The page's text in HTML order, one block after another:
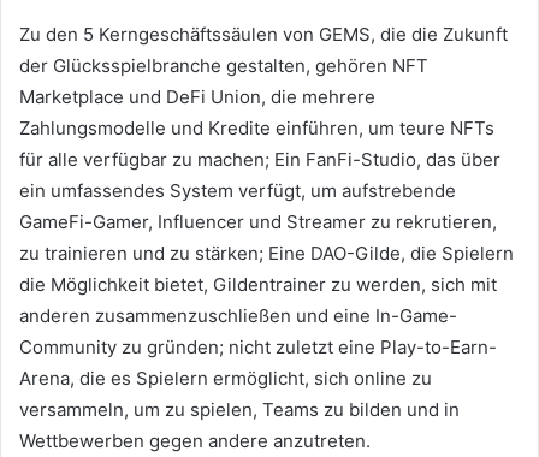
Zu den 5 Kerngeschäftssäulen von GEMS, die die Zukunft
der Glücksspielbranche gestalten, gehören NFT
Marketplace und DeFi Union, die mehrere
Zahlungsmodelle und Kredite einführen, um teure NFTs
für alle verfügbar zu machen; Ein FanFi-Studio, das über
ein umfassendes System verfügt, um aufstrebende
GameFi-Gamer, Influencer und Streamer zu rekrutieren,
zu trainieren und zu stärken; Eine DAO-Gilde, die Spielern
die Möglichkeit bietet, Gildentrainer zu werden, sich mit
anderen zusammenzuschließen und eine In-Game-
Community zu gründen; nicht zuletzt eine Play-to-Earn-
Arena, die es Spielern ermöglicht, sich online zu
versammeln, um zu spielen, Teams zu bilden und in
Wettbewerben gegen andere anzutreten.